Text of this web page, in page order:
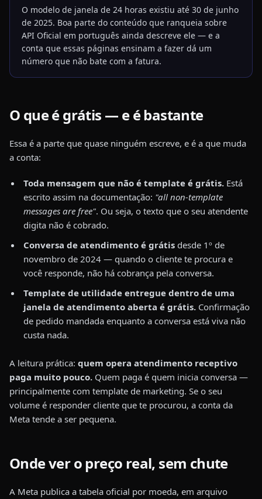
O modelo de janela de 24 horas existiu até 30 de junho
de 2025. Boa parte do conteúdo que ranqueia sobre
API Oficial em português ainda descreve ele — e a
conta que essas páginas ensinam a fazer dá um
número que não bate com a fatura.
O que é grátis — e é bastante
Essa é a parte que quase ninguém escreve, e é a que muda
a conta:
Toda mensagem que não é template é grátis. Está
escrito assim na documentação: "all non-template
messages are free". Ou seja, o texto que o seu atendente
digita não é cobrado.
Conversa de atendimento é grátis desde 1º de
novembro de 2024 — quando o cliente te procura e
você responde, não há cobrança pela conversa.
Template de utilidade entregue dentro de uma
janela de atendimento aberta é grátis. Confirmação
de pedido mandada enquanto a conversa está viva não
custa nada.
A leitura prática: quem opera atendimento receptivo
paga muito pouco. Quem paga é quem inicia conversa —
principalmente com template de marketing. Se o seu
volume é responder cliente que te procurou, a conta da
Meta tende a ser pequena.
Onde ver o preço real, sem chute
A Meta publica a tabela oficial por moeda, em arquivo